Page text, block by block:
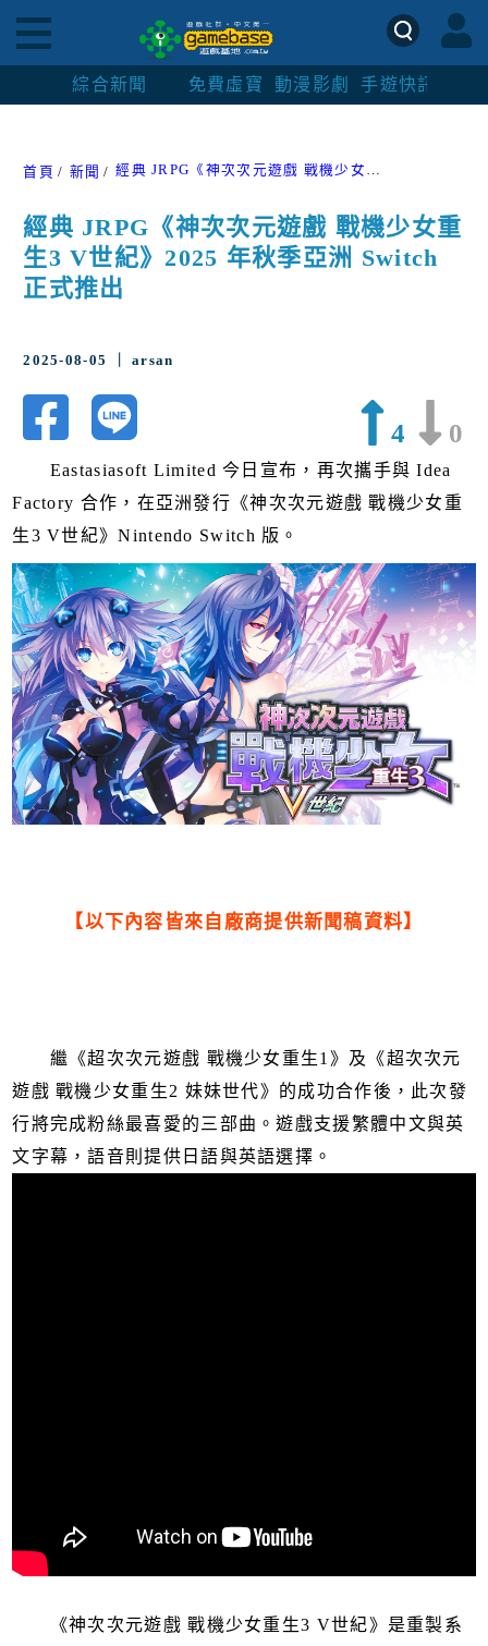
綜合新聞 免費虛寶 動漫影劇 手遊快訊
首頁 新聞 經典 JRPG《神次次元遊戲 戰機少女重生3 V世紀》2025 年秋季亞洲 Switch 正式推出
經典 JRPG《神次次元遊戲 戰機少女重
生3 V世紀》2025 年秋季亞洲 Switch
正式推出
2025-08-05 ｜ arsan
4 0
Eastasiasoft Limited 今日宣布，再次攜手與 Idea
Factory 合作，在亞洲發行《神次次元遊戲 戰機少女重
生3 V世紀》Nintendo Switch 版。
【以下內容皆來自廠商提供新聞稿資料】
繼《超次次元遊戲 戰機少女重生1》及《超次次元
遊戲 戰機少女重生2 妹妹世代》的成功合作後，此次發
行將完成粉絲最喜愛的三部曲。遊戲支援繁體中文與英
文字幕，語音則提供日語與英語選擇。
《神次次元遊戲 戰機少女重生3 V世紀》是重製系